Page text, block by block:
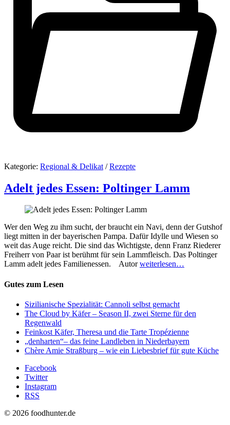
Kategorie: Regional & Delikat /Rezepte
Adelt jedes Essen: Poltinger Lamm
Wer den Weg zu ihm sucht, der braucht ein Navi, denn der Gutshof
liegt mitten in der bayerischen Pampa. Dafür Idylle und Wiesen so
weit das Auge reicht. Die sind das Wichtigste, denn Franz Riederer
Freiherr von Paar ist berühmt für sein Lammfleisch. Das Poltinger
Lamm adelt jedes Familienessen. Autorweiterlesen…
Gutes zum Lesen
Sizilianische Spezialität: Cannoli selbst gemacht
The Cloud by Käfer – Season II, zwei Sterne für den
Regenwald
Feinkost Käfer, Theresa und die Tarte Tropézienne
„denharten“– das feine Landleben in Niederbayern
Chère Amie Straßburg – wie ein Liebesbrief für gute Küche
Facebook
Twitter
Instagram
RSS
© 2026 foodhunter.de